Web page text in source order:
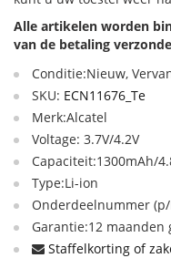
Alle artikelen worden
van de betaling
Conditie:Nieuw,
SKU: ECN11676_Te
Merk:Alcatel
Voltage: 3.7V/4.2V
Capaciteit:1300mAh/
Type:Li-ion
Onderdeelnummer (p/
Garantie:12
Staffelkorting of